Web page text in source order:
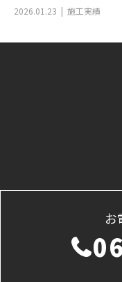
2026.01.23 施工実績
お